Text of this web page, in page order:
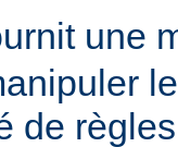
une
de